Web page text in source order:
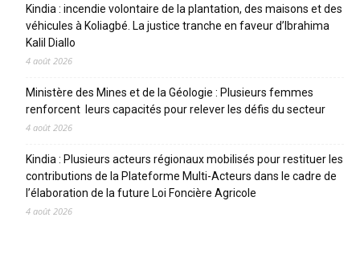
Kindia : incendie volontaire de la plantation, des maisons et des
véhicules à Koliagbé. La justice tranche en faveur d’Ibrahima
Kalil Diallo
4 août 2026
Ministère des Mines et de la Géologie : Plusieurs femmes
renforcent leurs capacités pour relever les défis du secteur
4 août 2026
Kindia : Plusieurs acteurs régionaux mobilisés pour restituer les
contributions de la Plateforme Multi-Acteurs dans le cadre de
l’élaboration de la future Loi Foncière Agricole
4 août 2026